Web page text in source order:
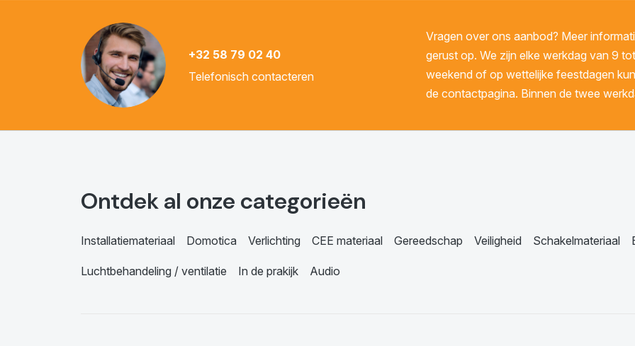
+32 58 79 02 40
Telefonisch contacteren
Vragen over ons aanbod? Meer
gerust op. We zijn elke werkdag van 9
weekend of op wettelijke feestdagen
de contactpagina. Binnen de twee
Ontdek al onze categorieën
Installatiemateriaal Domotica Verlichting CEE materiaal Gereedschap Veiligheid Schakelmateriaal
Luchtbehandeling / ventilatie In de prakijk Audio